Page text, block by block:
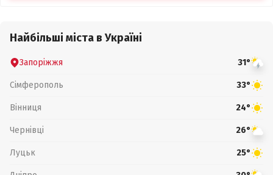
Найбільші міста в Україні
Запоріжжя 31°
Сімферополь 33°
Вінниця 24°
Чернівці 26°
Луцьк 25°